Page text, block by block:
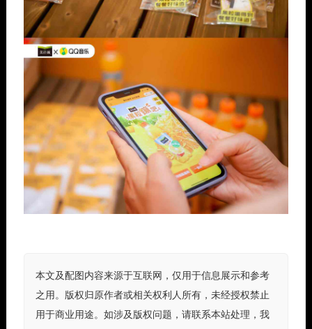
本文及配图内容来源于互联网，仅用于信息展示和参考
之用。版权归原作者或相关权利人所有，未经授权禁止
用于商业用途。如涉及版权问题，请联系本站处理，我